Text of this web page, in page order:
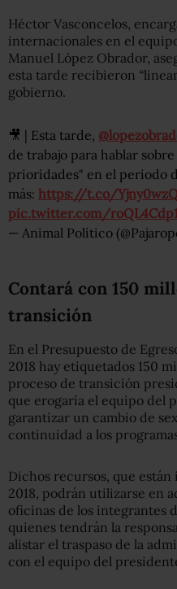
Héctor Vasconcelos,
internacionales en el
Manuel López Obrador,
esta tarde recibieron
gobierno.
🎥 | Esta tarde,
de trabajo para hablar
prioridades" en el periodo
más: https://t.co/
pic.twitter.com/
— Animal Político
Contará con 150
transición
En el Presupuesto de
2018 hay etiquetados 150
proceso de transición
que erogaría el equipo del
garantizar un cambio de
continuidad a los
Dichos recursos, que están
2018, podrán utilizarse en
oficinas de los integrantes
quienes tendrán la
alistar el traspaso de la
con el equipo del